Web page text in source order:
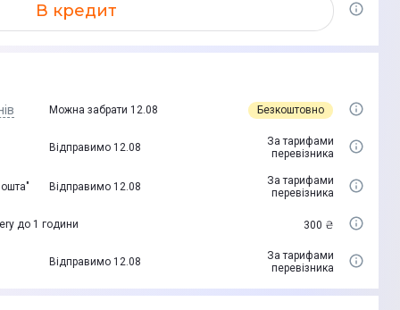
В кредит
Можна забрати 12.08 Безкоштовно
Відправимо 12.08
За тарифами
перевізника
Відправимо 12.08
За тарифами
перевізника
до 1 години 300 ₴
Відправимо 12.08
За тарифами
перевізника